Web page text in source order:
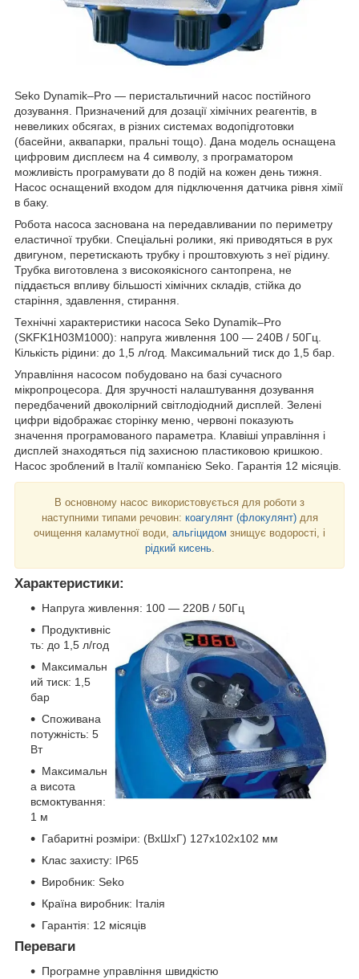
Seko Dynamik–Pro — перистальтичний насос постійного
дозування. Призначений для дозації хімічних реагентів, в
невеликих обсягах, в різних системах водопідготовки
(басейни, аквапарки, пральні тощо). Дана модель оснащена
цифровим дисплеєм на 4 символу, з програматором
можливість програмувати до 8 подій на кожен день тижня.
Насос оснащений входом для підключення датчика рівня хімії
в баку.
Робота насоса заснована на передавливании по периметру
еластичної трубки. Спеціальні ролики, які приводяться в рух
двигуном, перетискають трубку і проштовхують з неї рідину.
Трубка виготовлена з високоякісного сантопрена, не
піддається впливу більшості хімічних складів, стійка до
старіння, здавлення, стирання.
Технічні характеристики насоса Seko Dynamik–Pro
(SKFK1H03M1000): напруга живлення 100 — 240В / 50Гц.
Кількість рідини: до 1,5 л/год. Максимальний тиск до 1,5 бар.
Управління насосом побудовано на базі сучасного
мікропроцесора. Для зручності налаштування дозування
передбачений двоколірний світлодіодний дисплей. Зелені
цифри відображає сторінку меню, червоні показують
значення програмованого параметра. Клавіші управління і
дисплей знаходяться під захисною пластиковою кришкою.
Насос зроблений в Італії компанією Seko. Гарантія 12 місяців.
В основному насос використовується для роботи з
наступними типами речовин: коагулянт (флокулянт)для
очищення каламутної води, альгіцидом знищує водорості, і
рідкий кисень.
Характеристики:
Напруга живлення: 100 — 220В / 50Гц
Продуктивніс
ть: до 1,5 л/год
Максимальн
ий тиск: 1,5
бар
Споживана
потужність: 5
Вт
Максимальн
а висота
всмоктування:
1 м
Габаритні розміри: (ВхШхГ) 127х102х102 мм
Клас захисту: IP65
Виробник: Seko
Країна виробник: Італія
Гарантія: 12 місяців
Переваги
Програмне управління швидкістю